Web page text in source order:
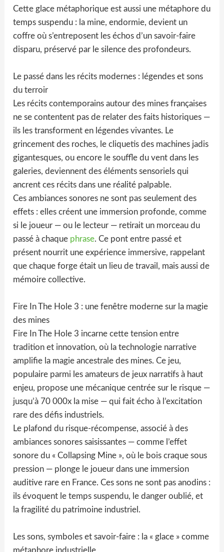
Cette glace métaphorique est aussi une métaphore du
temps suspendu : la mine, endormie, devient un
coffre où s’entreposent les échos d’un savoir-faire
disparu, préservé par le silence des profondeurs.
Le passé dans les récits modernes : légendes et sons
du terroir
Les récits contemporains autour des mines françaises
ne se contentent pas de relater des faits historiques —
ils les transforment en légendes vivantes. Le
grincement des roches, le cliquetis des machines jadis
gigantesques, ou encore le souffle du vent dans les
galeries, deviennent des éléments sensoriels qui
ancrent ces récits dans une réalité palpable.
Ces ambiances sonores ne sont pas seulement des
effets : elles créent une immersion profonde, comme
si le joueur — ou le lecteur — retirait un morceau du
passé à chaque phrase. Ce pont entre passé et
présent nourrit une expérience immersive, rappelant
que chaque forge était un lieu de travail, mais aussi de
mémoire collective.
Fire In The Hole 3 : une fenêtre moderne sur la magie
des mines
Fire In The Hole 3 incarne cette tension entre
tradition et innovation, où la technologie narrative
amplifie la magie ancestrale des mines. Ce jeu,
populaire parmi les amateurs de jeux narratifs à haut
enjeu, propose une mécanique centrée sur le risque —
jusqu’à 70 000x la mise — qui fait écho à l’excitation
rare des défis industriels.
Le plafond du risque-récompense, associé à des
ambiances sonores saisissantes — comme l’effet
sonore du « Collapsing Mine », où le bois craque sous
pression — plonge le joueur dans une immersion
auditive rare en France. Ces sons ne sont pas anodins :
ils évoquent le temps suspendu, le danger oublié, et
la fragilité du patrimoine industriel.
Les sons, symboles et savoir-faire : la « glace » comme